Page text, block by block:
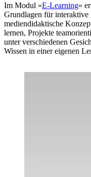
Im Modul »E-Learning«
Grundlagen für interaktive
mediendidaktische
lernen, Projekte
unter verschiedenen
Wissen in einer eigenen